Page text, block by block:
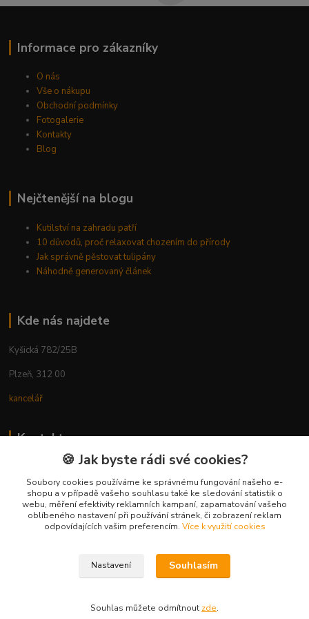
Informace pro zákazníky
O nás
Vše o nákupu
Obchodní podmínky
Fotogalerie
Kontakty
Blog
Nejčtenější na blogu
Kutilství na zahradu patří
10 důvodů, proč relaxovat chozením do přírody
Jak správně pěstovat tulipány
Náhodně generovaný článek
Kde nás najdete
Kyšická 782/25B
Plzeň, 312 00
kancelář
Kontakty
Ing. Michal Vaněk
+420 603 332 100
(Po-Pá, 10-17 hod.)
info@vyhodnynakup.eu
🍪 Jak byste rádi své cookies?
Soubory cookies používáme ke správnému fungování našeho e-
shopu a v případě vašeho souhlasu také ke sledování statistik o
webu, měření efektivity reklamních kampaní, zapamatování vašeho
oblíbeného nastavení při používání stránek, či zobrazení reklam
odpovídajících vašim preferencím. Více k využití cookies
Nastavení Souhlasím
Souhlas můžete odmítnout zde.